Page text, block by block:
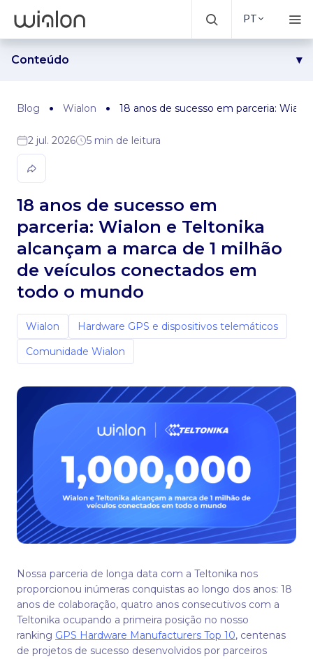
PT
Conteúdo
Celebrando 1 milhão — e olhando para o futuro
Blog Wialon 18 anos de sucesso em parceria:
2 jul. 2026 5 min de leitura
18 anos de sucesso em
parceria: Wialon e Teltonika
alcançam a marca de 1 milhão
de veículos conectados em
todo o mundo
Wialon
Hardware GPS e dispositivos telemáticos
Comunidade Wialon
Nossa parceria de longa data com a Teltonika nos
proporcionou inúmeras conquistas ao longo dos anos: 18
anos de colaboração, quatro anos consecutivos com a
Teltonika ocupando a primeira posição no nosso
ranking GPS Hardware Manufacturers Top 10, centenas
de projetos de sucesso desenvolvidos por parceiros